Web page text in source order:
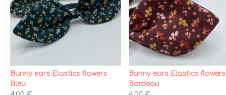
Bunny ears Elastics flowers
Bleu
Bunny ears Elastics flowers
Bordeau